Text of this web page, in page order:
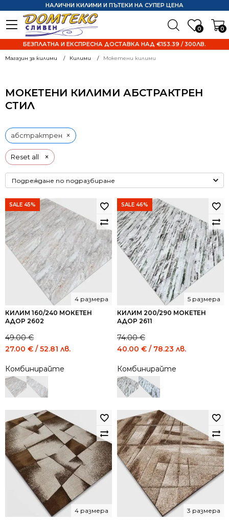
0 0
НАЛИЧНИ КИЛИМИ И ПЪТЕКИ НА СУПЕР ЦЕНА
БЕЗПЛАТНА И ЕКСПРЕСНА ДОСТАВКА НАД €153.39 / 300ЛВ.
Магазин за килими Килими Мокетени килими
МОКЕТЕНИ КИЛИМИ АБСТРАКТРЕН
СТИЛ
Reset all ×
абстрактрен ×
SALE 45%
КИЛИМ 160/240 МОКЕТЕН
АДОР 2602
4 размера
49.00€
Original
was:
49.00 €
/
лв..
27.00 € / 52.81 лв.
Комбинирайте
SALE 46%
КИЛИМ 200/290 МОКЕТЕН
АДОР 2611
5 размера
74.00€
Original
was:
74.00 €
/
40.00 € / 78.23 лв.
Комбинирайте
4 размера 3 размера